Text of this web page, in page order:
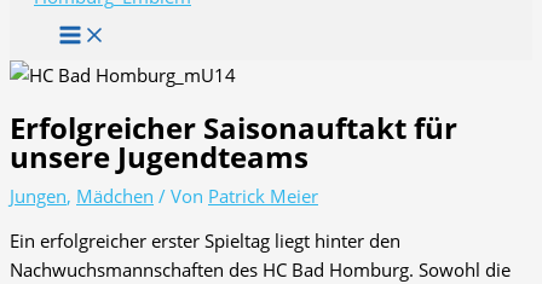
Erfolgreicher Saisonauftakt für
unsere Jugendteams
Jungen, Mädchen / Von Patrick Meier
Ein erfolgreicher erster Spieltag liegt hinter den
Nachwuchsmannschaften des HC Bad Homburg. Sowohl die